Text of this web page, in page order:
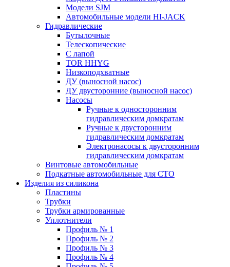
Модели SJM
Автомобильные модели HI-JACK
Гидравлические
Бутылочные
Телескопические
С лапой
TOR HHYG
Низкоподхватные
ДУ (выносной насос)
ДУ двусторонние (выносной насос)
Насосы
Ручные к односторонним
гидравлическим домкратам
Ручные к двусторонним
гидравлическим домкратам
Электронасосы к двусторонним
гидравлическим домкратам
Винтовые автомобильные
Подкатные автомобильные для СТО
Изделия из силикона
Пластины
Трубки
Трубки армированные
Уплотнители
Профиль № 1
Профиль № 2
Профиль № 3
Профиль № 4